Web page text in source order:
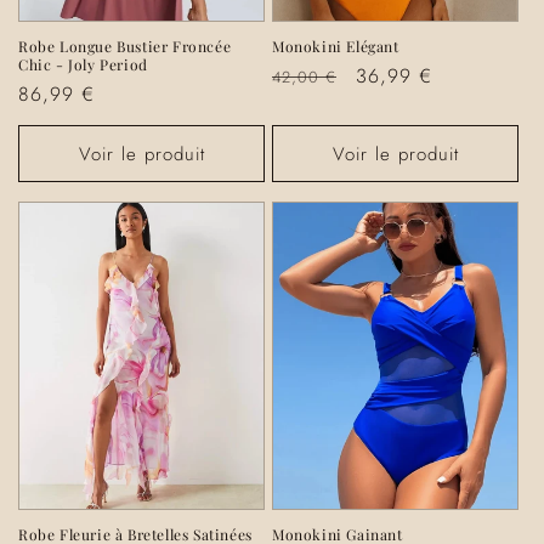
Robe Longue Bustier Froncée
Chic - Joly Period
Prix
habituel
86,99 €
Voir le produit
Monokini Elégant
Prix
42,00 €
Prix
36,99 €
Voir le produit
Robe Fleurie à Bretelles Satinées Monokini Gainant